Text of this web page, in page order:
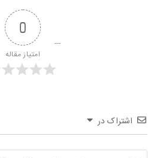
0
امتیاز مقاله
اشتراک در